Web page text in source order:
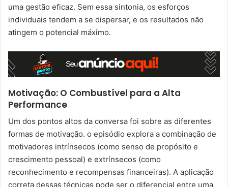
uma gestão eficaz. Sem essa sintonia, os esforços
individuais tendem a se dispersar, e os resultados não
atingem o potencial máximo.
Motivação: O Combustível para a Alta
Performance
Um dos pontos altos da conversa foi sobre as diferentes
formas de motivação. o episódio explora a combinação de
motivadores intrínsecos (como senso de propósito e
crescimento pessoal) e extrínsecos (como
reconhecimento e recompensas financeiras). A aplicação
correta dessas técnicas pode ser o diferencial entre uma